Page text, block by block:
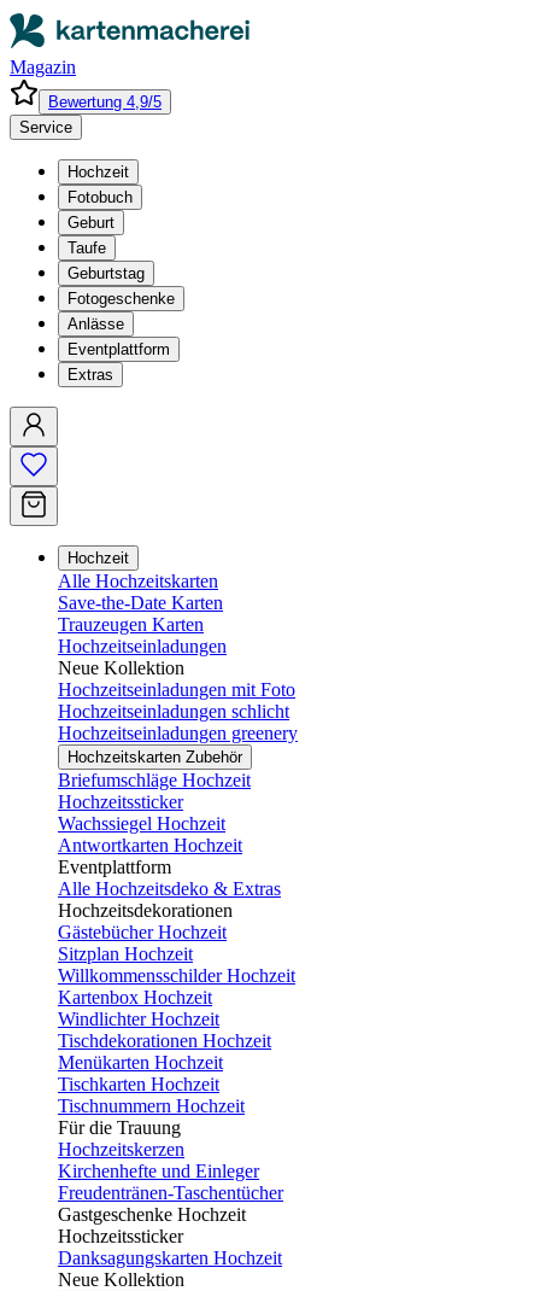
Magazin
Bewertung 4,9/5
Service
Hochzeit
Fotobuch
Geburt
Taufe
Geburtstag
Fotogeschenke
Anlässe
Eventplattform
Extras
Hochzeit
Alle Hochzeitskarten
Save-the-Date Karten
Trauzeugen Karten
Hochzeitseinladungen
Neue Kollektion
Hochzeitseinladungen mit Foto
Hochzeitseinladungen schlicht
Hochzeitseinladungen greenery
Hochzeitskarten Zubehör
Briefumschläge Hochzeit
Hochzeitssticker
Wachssiegel Hochzeit
Antwortkarten Hochzeit
Eventplattform
Alle Hochzeitsdeko & Extras
Hochzeitsdekorationen
Gästebücher Hochzeit
Sitzplan Hochzeit
Willkommensschilder Hochzeit
Kartenbox Hochzeit
Windlichter Hochzeit
Tischdekorationen Hochzeit
Menükarten Hochzeit
Tischkarten Hochzeit
Tischnummern Hochzeit
Für die Trauung
Hochzeitskerzen
Kirchenhefte und Einleger
Freudentränen-Taschentücher
Gastgeschenke Hochzeit
Hochzeitssticker
Danksagungskarten Hochzeit
Neue Kollektion